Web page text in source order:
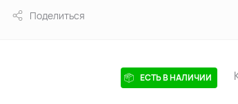
Поделиться
ЕСТЬ В НАЛИЧИИ